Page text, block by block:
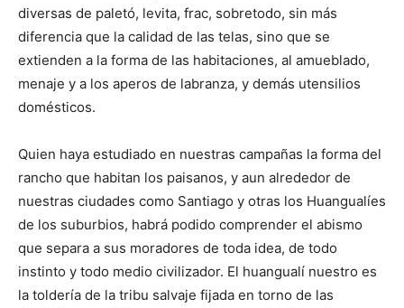
diversas de paletó, levita, frac, sobretodo, sin más
diferencia que la calidad de las telas, sino que se
extienden a la forma de las habitaciones, al amueblado,
menaje y a los aperos de labranza, y demás utensilios
domésticos.
Quien haya estudiado en nuestras campañas la forma del
rancho que habitan los paisanos, y aun alrededor de
nuestras ciudades como Santiago y otras los Huangualíes
de los suburbios, habrá podido comprender el abismo
que separa a sus moradores de toda idea, de todo
instinto y todo medio civilizador. El huangualí nuestro es
la toldería de la tribu salvaje fijada en torno de las